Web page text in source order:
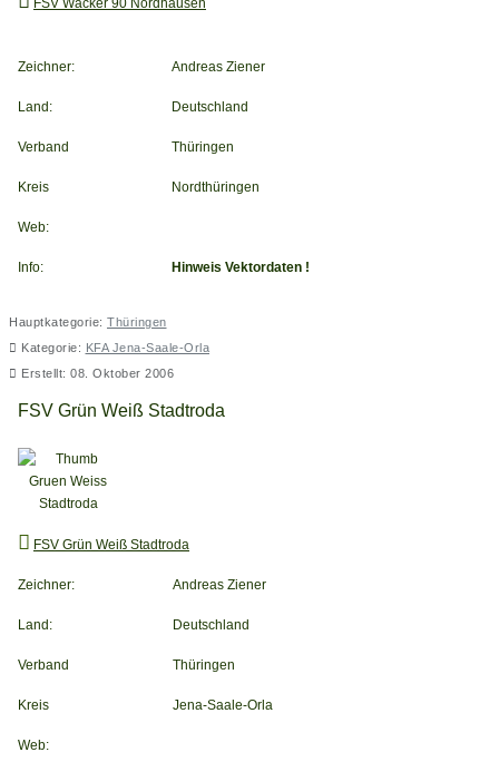
FSV Wacker 90 Nordhausen
Zeichner: Andreas Ziener
Land: Deutschland
Verband Thüringen
Kreis Nordthüringen
Web:
Info: Hinweis Vektordaten !
Hauptkategorie: Thüringen
Kategorie: KFA Jena-Saale-Orla
Erstellt: 08. Oktober 2006
FSV Grün Weiß Stadtroda
FSV Grün Weiß Stadtroda
Zeichner: Andreas Ziener
Land: Deutschland
Verband Thüringen
Kreis Jena-Saale-Orla
Web: